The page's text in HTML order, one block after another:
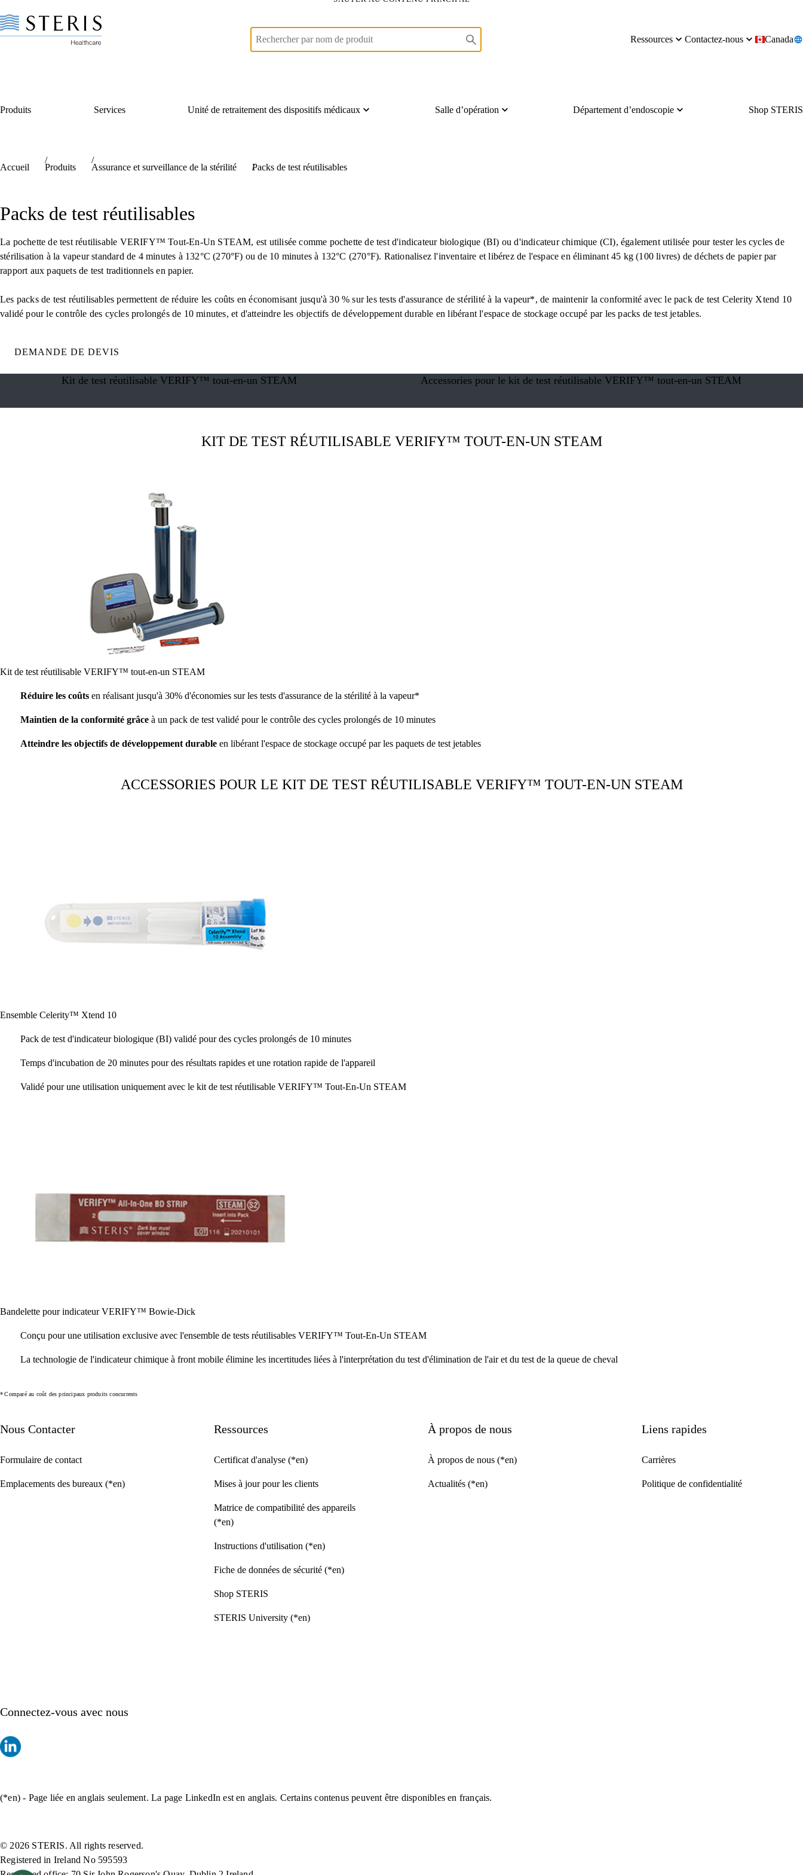
Ressources Contactez-nous Canada
Produits Services Unité de retraitement des dispositifs médicaux Salle d’opération Département d’endoscopie Shop STERIS
Accueil
Produits Assurance et surveillance de la stérilité Packs de test réutilisables
Packs de test réutilisables
La pochette de test réutilisable VERIFY™ Tout-En-Un STEAM, est utilisée comme pochette de test d'indicateur biologique (BI) ou d'indicateur chimique (CI), également utilisée pour tester les cycles de
stérilisation à la vapeur standard de 4 minutes à 132°C (270°F) ou de 10 minutes à 132°C (270°F). Rationalisez l'inventaire et libérez de l'espace en éliminant 45 kg (100 livres) de déchets de papier par
rapport aux paquets de test traditionnels en papier.
Les packs de test réutilisables permettent de réduire les coûts en économisant jusqu'à 30 % sur les tests d'assurance de stérilité à la vapeur*, de maintenir la conformité avec le pack de test Celerity Xtend 10
validé pour le contrôle des cycles prolongés de 10 minutes, et d'atteindre les objectifs de développement durable en libérant l'espace de stockage occupé par les packs de test jetables.
DEMANDE DE DEVIS
Kit de test réutilisable VERIFY™ tout-en-un STEAM Accessories pour le kit de test réutilisable VERIFY™ tout-en-un STEAM
KIT DE TEST RÉUTILISABLE VERIFY™ TOUT-EN-UN STEAM
Kit de test réutilisable VERIFY™ tout-en-un STEAM
Réduire les coûts en réalisant jusqu'à 30% d'économies sur les tests d'assurance de la stérilité à la vapeur*
Maintien de la conformité grâce à un pack de test validé pour le contrôle des cycles prolongés de 10 minutes
Atteindre les objectifs de développement durable en libérant l'espace de stockage occupé par les paquets de test jetables
ACCESSORIES POUR LE KIT DE TEST RÉUTILISABLE VERIFY™ TOUT-EN-UN STEAM
Ensemble Celerity™ Xtend 10
Pack de test d'indicateur biologique (BI) validé pour des cycles prolongés de 10 minutes
Temps d'incubation de 20 minutes pour des résultats rapides et une rotation rapide de l'appareil
Validé pour une utilisation uniquement avec le kit de test réutilisable VERIFY™ Tout-En-Un STEAM
Bandelette pour indicateur VERIFY™ Bowie-Dick
Conçu pour une utilisation exclusive avec l'ensemble de tests réutilisables VERIFY™ Tout-En-Un STEAM
La technologie de l'indicateur chimique à front mobile élimine les incertitudes liées à l'interprétation du test d'élimination de l'air et du test de la queue de cheval
* Comparé au coût des principaux produits concurrents
Nous Contacter
Formulaire de contact
Emplacements des bureaux (*en)
Ressources
Certificat d'analyse (*en)
Mises à jour pour les clients
Matrice de compatibilité des appareils
(*en)
Instructions d'utilisation (*en)
Fiche de données de sécurité (*en)
Shop STERIS
STERIS University (*en)
À propos de nous
À propos de nous (*en)
Actualités (*en)
Liens rapides
Carrières
Politique de confidentialité
Connectez-vous avec nous
(*en) - Page liée en anglais seulement. La page LinkedIn est en anglais. Certains contenus peuvent être disponibles en français.
© 2026 STERIS. All rights reserved.
Registered in Ireland No 595593